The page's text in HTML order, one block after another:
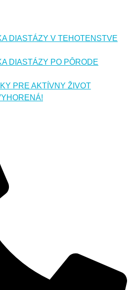
DIASTÁZY V TEHOTENSTVE
DIASTÁZY PO PÔRODE
PRE AKTÍVNY ŽIVOT